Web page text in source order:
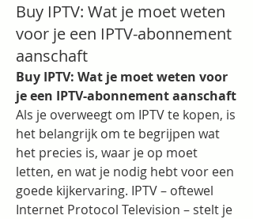
Buy IPTV: Wat je moet weten
voor je een IPTV-abonnement
aanschaft
Buy IPTV: Wat je moet weten voor
je een IPTV-abonnement aanschaft
Als je overweegt om IPTV te kopen, is
het belangrijk om te begrijpen wat
het precies is, waar je op moet
letten, en wat je nodig hebt voor een
goede kijkervaring. IPTV – oftewel
Internet Protocol Television – stelt je